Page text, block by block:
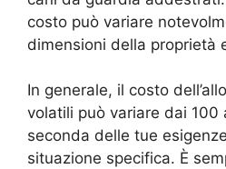
costo può variare
dimensioni della proprietà
In generale, il costo
volatili può variare dai 100
seconda delle tue
situazione specifica. È